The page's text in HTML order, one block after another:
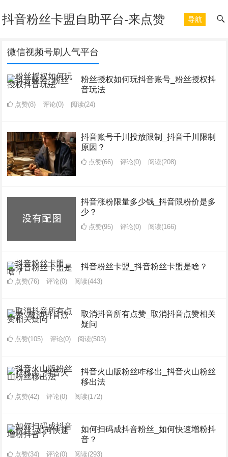
抖音粉丝卡盟自助平台-来点赞 导航
微信视频号刷人气平台
粉丝授权如何玩抖音账号_粉丝授权抖
音玩法
点赞(8) 评论(0) 阅读(24)
抖音账号千川投放限制_抖音千川限制
原因？
点赞(66) 评论(0) 阅读(208)
抖音涨粉限量多少钱_抖音限粉价是多
少？
点赞(95) 评论(0) 阅读(166)
抖音粉丝卡盟_抖音粉丝卡盟是啥？
点赞(76) 评论(0) 阅读(443)
取消抖音所有点赞_取消抖音点赞相关
疑问
点赞(105) 评论(0) 阅读(503)
抖音火山版粉丝咋移出_抖音火山粉丝
移出法
点赞(42) 评论(0) 阅读(172)
如何扫码成抖音粉丝_如何快速增粉抖
音？
点赞(34) 评论(0) 阅读(293)